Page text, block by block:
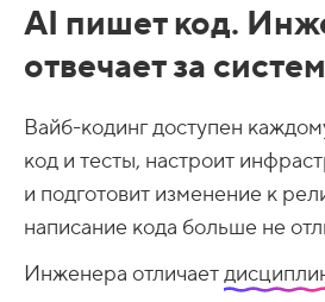
AI пишет код.
отвечает за
Вайб-кодинг доступен
код и тесты, настроит
и подготовит изменение к
написание кода больше не
Инженера отличает